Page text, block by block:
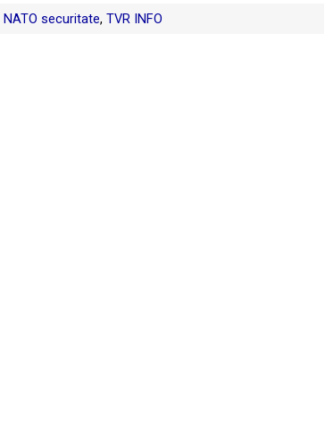
NATO securitate, TVR INFO